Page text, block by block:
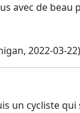
avec de
2022-03-22)
un cycliste